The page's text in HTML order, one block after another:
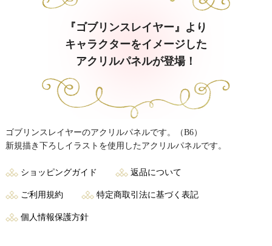
『ゴブリンスレイヤー』より
キャラクターをイメージした
アクリルパネルが登場！
ゴブリンスレイヤーのアクリルパネルです。（B6）
新規描き下ろしイラストを使用したアクリルパネルです。
ショッピングガイド 返品について
ご利用規約 特定商取引法に基づく表記
個人情報保護方針